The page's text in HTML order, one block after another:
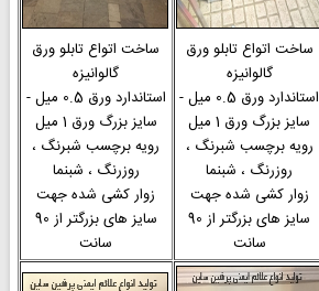
ساخت اتواع تابلو ورق
گالوانیزه
استاندارد ورق 0.5 میل -
سایز بزرگ ورق 1 میل
رویه برچسب شبرنگ ،
روزرنگ ، شبنما
زوار کشی شده جهت
سایز های بزرگتر از 90
سانت
ساخت اتواع تابلو ورق
گالوانیزه
استاندارد ورق 0.5 میل -
سایز بزرگ ورق 1 میل
رویه برچسب شبرنگ ،
روزرنگ ، شبنما
زوار کشی شده جهت
سایز های بزرگتر از 90
سانت